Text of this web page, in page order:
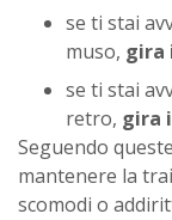
se ti stai
muso, gira
se ti stai
retro, gira
Seguendo
mantenere la
scomodi o